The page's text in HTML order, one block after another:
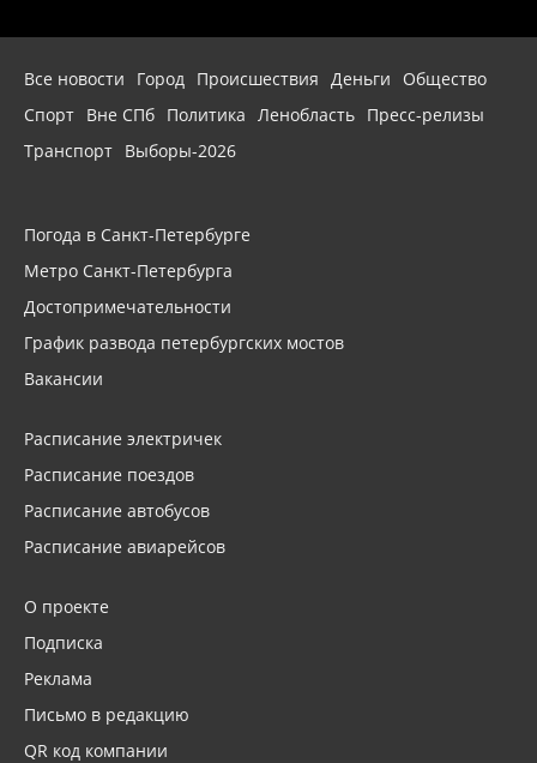
Все новости Город Происшествия Деньги
Общество
Спорт Вне СПб Политика Ленобласть Пресс-релизы
Транспорт Выборы-2026
Погода в Санкт-Петербурге
Метро Санкт-Петербурга
Достопримечательности
График развода петербургских мостов
Вакансии
Расписание электричек
Расписание поездов
Расписание автобусов
Расписание авиарейсов
О проекте
Подписка
Реклама
Письмо в редакцию
QR код компании